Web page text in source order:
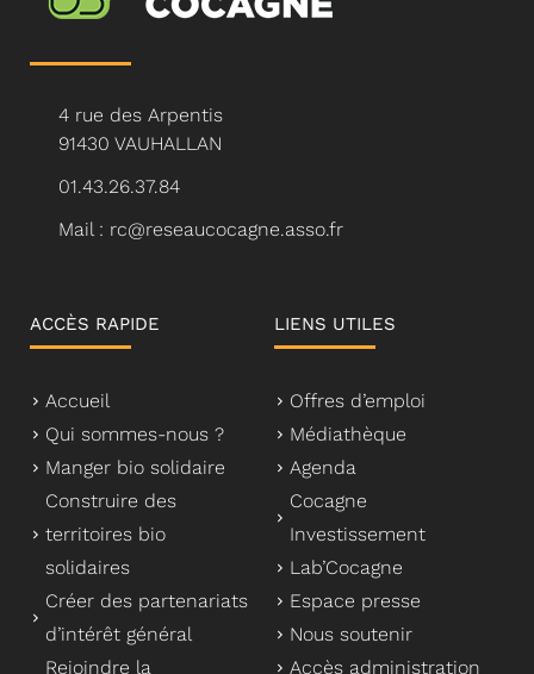
4 rue des Arpentis
91430 VAUHALLAN
01.43.26.37.84
Mail : rc@reseaucocagne.asso.fr
ACCÈS RAPIDE
Accueil
Qui sommes-nous ?
Manger bio solidaire
Construire des
territoires bio
solidaires
Créer des partenariats
d’intérêt général
Rejoindre la
LIENS UTILES
Offres d’emploi
Médiathèque
Agenda
Cocagne
Investissement
Lab’Cocagne
Espace presse
Nous soutenir
Accès administration